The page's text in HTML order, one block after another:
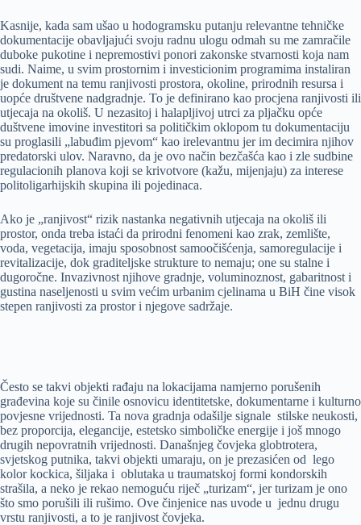
Kasnije, kada sam ušao u hodogramsku putanju relevantne tehničke
dokumentacije obavljajući svoju radnu ulogu odmah su me zamračile
duboke pukotine i nepremostivi ponori zakonske stvarnosti koja nam
sudi. Naime, u svim prostornim i investicionim programima instaliran
je dokument na temu ranjivosti prostora, okoline, prirodnih resursa i
uopće društvene nadgradnje. To je definirano kao procjena ranjivosti ili
utjecaja na okoliš. U nezasitoj i halapljivoj utrci za pljačku opće
duštvene imovine investitori sa političkim oklopom tu dokumentaciju
su proglasili „labuđim pjevom“ kao irelevantnu jer im decimira njihov
predatorski ulov. Naravno, da je ovo način bezčašća kao i zle sudbine
regulacionih planova koji se krivotvore (kažu, mijenjaju) za interese
politoligarhijskih skupina ili pojedinaca.
Ako je „ranjivost“ rizik nastanka negativnih utjecaja na okoliš ili
prostor, onda treba istaći da prirodni fenomeni kao zrak, zemlište,
voda, vegetacija, imaju sposobnost samoočišćenja, samoregulacije i
revitalizacije, dok graditeljske strukture to nemaju; one su stalne i
dugoročne. Invazivnost njihove gradnje, voluminoznost, gabaritnost i
gustina naseljenosti u svim većim urbanim cjelinama u BiH čine visok
stepen ranjivosti za prostor i njegove sadržaje.
Često se takvi objekti rađaju na lokacijama namjerno porušenih
građevina koje su činile osnovicu identitetske, dokumentarne i kulturno
povjesne vrijednosti. Ta nova gradnja odašilje signale stilske neukosti,
bez proporcija, elegancije, estetsko simboličke energije i još mnogo
drugih nepovratnih vrijednosti. Današnjeg čovjeka globtrotera,
svjetskog putnika, takvi objekti umaraju, on je prezasićen od lego
kolor kockica, šiljaka i oblutaka u traumatskoj formi kondorskih
strašila, a neko je rekao nemoguću riječ „turizam“, jer turizam je ono
što smo porušili ili rušimo. Ove činjenice nas uvode u jednu drugu
vrstu ranjivosti, a to je ranjivost čovjeka.